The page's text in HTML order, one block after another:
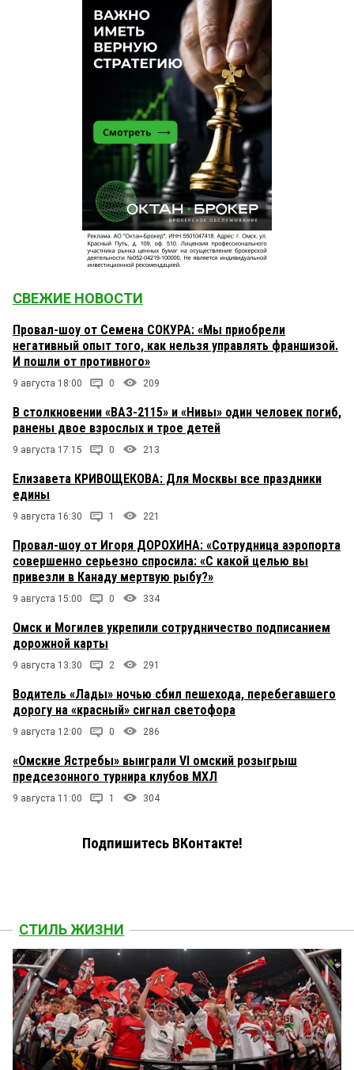
СВЕЖИЕ НОВОСТИ
Провал-шоу от Семена СОКУРА: «Мы приобрели
негативный опыт того, как нельзя управлять франшизой.
И пошли от противного»
9 августа 18:00 0 209
В столкновении «ВАЗ-2115» и «Нивы» один человек погиб,
ранены двое взрослых и трое детей
9 августа 17:15 0 213
Елизавета КРИВОЩЕКОВА: Для Москвы все праздники
едины
9 августа 16:30 1 221
Провал-шоу от Игоря ДОРОХИНА: «Сотрудница аэропорта
совершенно серьезно спросила: «С какой целью вы
привезли в Канаду мертвую рыбу?»
9 августа 15:00 0 334
Омск и Могилев укрепили сотрудничество подписанием
дорожной карты
9 августа 13:30 2 291
Водитель «Лады» ночью сбил пешехода, перебегавшего
дорогу на «красный» сигнал светофора
9 августа 12:00 0 286
«Омские Ястребы» выиграли VI омский розыгрыш
предсезонного турнира клубов МХЛ
9 августа 11:00 1 304
Подпишитесь ВКонтакте!
СТИЛЬ ЖИЗНИ